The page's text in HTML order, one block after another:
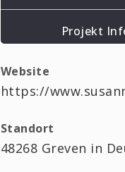
Projekt
Website
https://
Standort
48268 Greven in